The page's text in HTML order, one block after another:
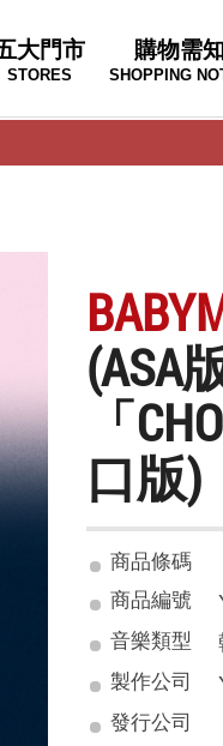
大門市
STORES
購物需知
SHOPPING
(ASA
「
口版)
商品條碼
商品編號
音樂類型
製作公司
發行公司